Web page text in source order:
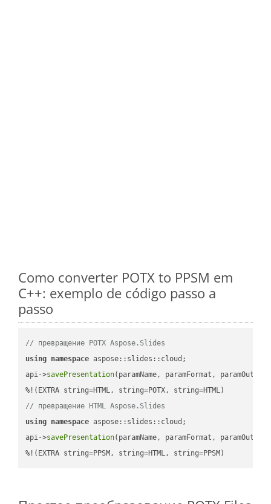
Como converter POTX to PPSM em
C++: exemplo de código passo a
passo
// превращение POTX Aspose.Slides
using namespace aspose::slides::cloud;
api->savePresentation(paramName, paramFormat,
// превращение HTML Aspose.Slides
using namespace aspose::slides::cloud;
api->savePresentation(paramName, paramFormat,
%!(EXTRA string=PPSM, string=HTML, string=PPSM)